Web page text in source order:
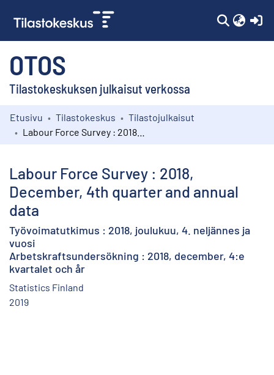
OTOS
Tilastokeskuksen julkaisut verkossa
Kokoelmat
Etusivu Tilastokeskus
Tilastojulkaisut
Labour Force Survey : 2018,
December, 4th quarter and annual
data
Työvoimatutkimus : 2018, joulukuu, 4. neljännes ja
vuosi
Arbetskraftsundersökning : 2018, december, 4:e
kvartalet och år
Statistics Finland
2019